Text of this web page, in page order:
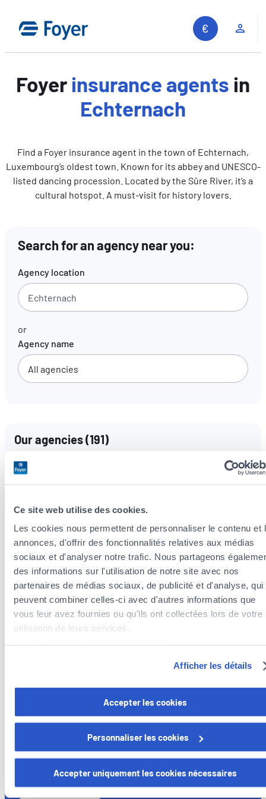
Ce site web utilise des cookies.
Les cookies nous permettent de personnaliser le contenu et
annonces, d'offrir des fonctionnalités relatives aux médias
sociaux et d'analyser notre trafic. Nous partageons
des informations sur l'utilisation de notre site avec nos
partenaires de médias sociaux, de publicité et d'analyse, qui
peuvent combiner celles-ci avec d'autres informations que
vous leur avez fournies ou qu'ils ont collectées lors de votre
utilisation de leurs services.
Vous avez la possibilité de retirer votre consentement à tout
moment en cliquant sur le lien "gestion des cookies" en bas
Certains de ces cookies sont strictement nécessaires au
fonctionnement du site. Notez que si vous désactivez des
cookies utilisés ici, il se peut que certaines fonctionnalités ou
Afficher les détails
Accepter les cookies
Personnaliser les cookies
Accepter uniquement les cookies nécessaires
content
Foyerinsurance agents in
Echternach
Find a Foyer insurance agent in the town of Echternach,
Luxembourg’s oldest town. Known for its abbey and UNESCO-
listed dancing procession. Located by the Sûre River, it’s a
cultural hotspot. A must-visit for history lovers.
Search for an agency near you:
Agency location
or
Agency name
Our agencies(191)
Languages spoken
Insurance agents near the municipality of
Echternach
Insurance agents in the municipality of Berdorf
Foyer Assurances
L-3372 Leudelange